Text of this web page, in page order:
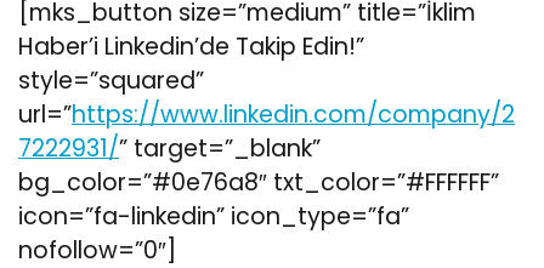
[mks_button size=”medium” title=”İklim
Haber’i Linkedin’de Takip Edin!”
style=”squared”
url=”https://www.linkedin.com/company/2
7222931/” target=”_blank”
bg_color=”#0e76a8″ txt_color=”#FFFFFF”
icon=”fa-linkedin” icon_type=”fa”
nofollow=”0″]